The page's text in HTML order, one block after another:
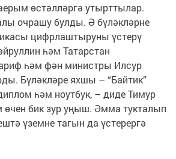
өстәлләргә утырттылар.
очрашу булды. Ә бүләкләрне
цифрлаштыруны үстерү
һәм Татарстан
һәм фән министры Илсур
Бүләкләре яхшы – “Байтик”
һәм ноутбук, – диде Тимур
өчен бик зур уңыш. Әмма тукталып
үземне тагын да үстерергә